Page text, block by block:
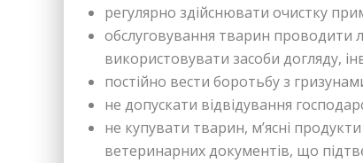
регулярно здійснювати очистку
обслуговування тварин проводити
використовувати засоби догляду,
постійно вести боротьбу з
не допускати відвідування
не купувати тварин, м’ясні
ветеринарних документів, що